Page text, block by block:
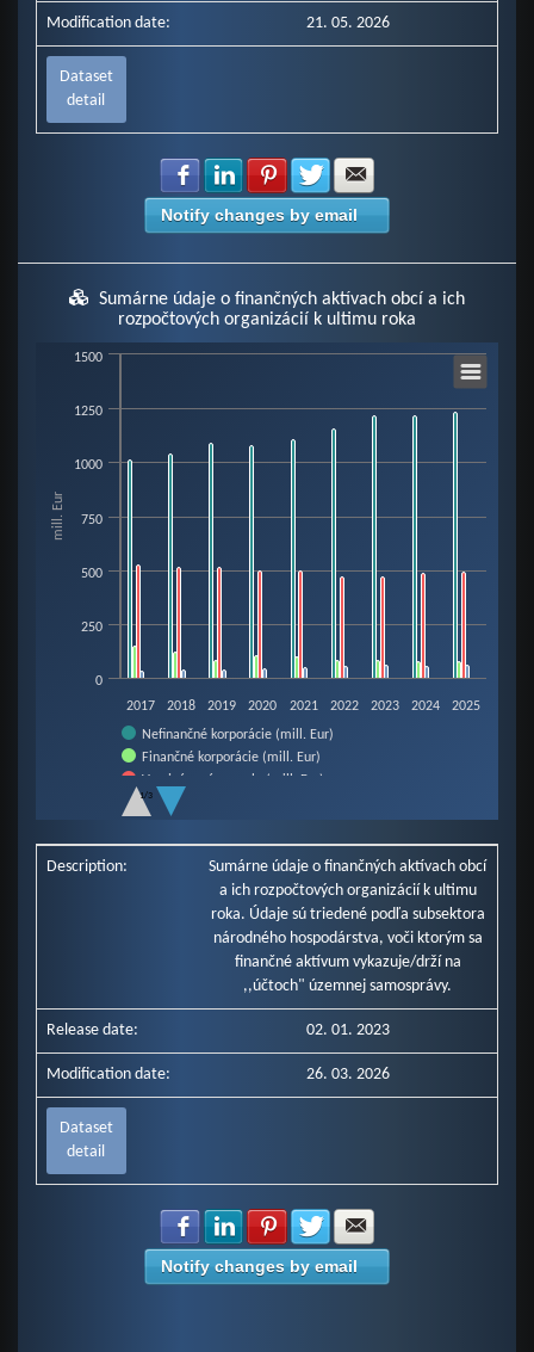
Modification date: 21. 05. 2026
Dataset
detail
Share with Facebook
Share with LinkedIn
Share with Pinterest
Share with Twitter
Notify changes by email
Sumárne údaje o finančných aktívach obcí a ich
rozpočtových organizácií k ultimu roka
Chart
View as data table, Chart
The chart has 1 X axis displaying categories.
The chart has 1 Y axis displaying mill. Eur. Data ranges from 0.02 to 1236.
mill. Eur
Nefinančné korporácie (mill. Eur)
Finančné korporácie (mill. Eur)
Verejná správa spolu (mill. Eur)
Domácnosti (mill. Eur)
Zahraničie (mill. Eur)
1/3
2017 2018 2019 2020 2021 2022 2023 2024 2025
0
250
500
750
1000
1250
1500
Description:
Sumárne údaje o finančných aktívach obcí
a ich rozpočtových organizácií k ultimu
roka. Údaje sú triedené podľa subsektora
národného hospodárstva, voči ktorým sa
finančné aktívum vykazuje/drží na
,,účtoch" územnej samosprávy.
Release date: 02. 01. 2023
Modification date: 26. 03. 2026
Dataset
detail
Share with Facebook
Share with LinkedIn
Share with Pinterest
Share with Twitter
Notify changes by email